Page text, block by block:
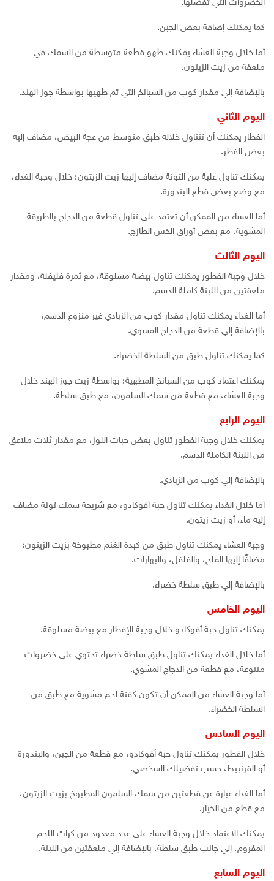
الخضروات التي تفضلها.
كما يمكنك إضافة بعض الجبن.
أما خلال وجبة العشاء يمكنك طهو قطعة متوسطة من السمك في
ملعقة من زيت الزيتون.
بالإضافة إلي مقدار كوب من السبانخ التي تم طهيها بواسطة جوز الهند.
اليوم الثاني
الفطار يمكنك أن تتناول خلاله طبق متوسط من عجة البيض، مضاف إليه
بعض الفطر.
يمكنك تناول علبة من التونة مضاف إليها زيت الزيتون؛ خلال وجبة الغداء،
مع وضع بعض قطع البندورة.
أما العشاء من الممكن أن تعتمد على تناول قطعة من الدجاج بالطريقة
المشوية، مع بعض أوراق الخس الطازج.
اليوم الثالث
خلال وجبة الفطور يمكنك تناول بيضة مسلوقة، مع ثمرة فليفلة، ومقدار
ملعقتين من اللبنة كاملة الدسم.
أما الغداء يمكنك تناول مقدار كوب من الزبادي غير منزوع الدسم،
بالإضافة إلي قطعة من الدجاج المشوي.
كما يمكنك تناول طبق من السلطة الخضراء.
يمكنك اعتماد كوب من السبانخ المطهية؛ بواسطة زيت جوز الهند خلال
وجبة العشاء، مع قطعة من سمك السلمون، مع طبق سلطة.
اليوم الرابع
يمكنك خلال وجبة الفطور تناول بعض حبات اللوز، مع مقدار ثلاث ملاعق
من اللبنة الكاملة الدسم.
بالإضافة إلي كوب من الزبادي.
أما خلال الغداء يمكنك تناول حبة أفوكادو، مع شريحة سمك تونة مضاف
إليه ماء، أو زيت زيتون.
وجبة العشاء يمكنك تناول طبق من كبدة الغنم مطبوخة بزيت الزيتون؛
مضافًا إليها الملح، والفلفل، والبهارات.
بالإضافة إلي طبق سلطة خضراء.
اليوم الخامس
يمكنك تناول حبة أفوكادو خلال وجبة الإفطار مع بيضة مسلوقة.
أما خلال الغداء يمكنك تناول طبق سلطة خضراء تحتوي على خضروات
متنوعة، مع قطعة من الدجاج المشوي.
أما وجبة العشاء من الممكن أن تكون كفتة لحم مشوية مع طبق من
السلطة الخضراء.
اليوم السادس
خلال الفطور يمكنك تناول حبة أفوكادو، مع قطعة من الجبن، والبندورة
أو القرنبيط، حسب تفضيلك الشخصي.
أما الغداء عبارة عن قطعتين من سمك السلمون المطبوخ بزيت الزيتون،
مع قطع من الخيار.
يمكنك الاعتماد خلال وجبة العشاء على عدد معدود من كرات اللحم
المفروم، إلي جانب طبق سلطة، بالإضافة إلي ملعقتين من اللبنة.
اليوم السابع